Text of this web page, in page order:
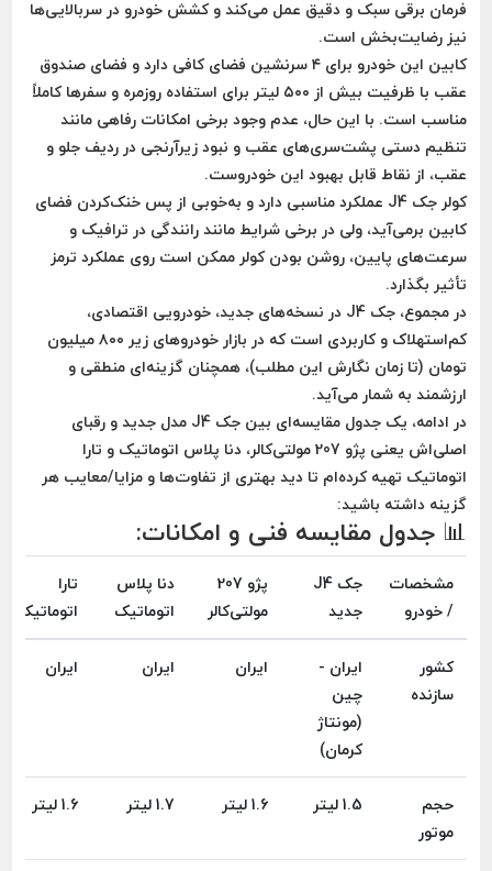
فرمان برقی سبک و دقیق عمل می‌کند و کشش خودرو در سربالایی‌ها
نیز رضایت‌بخش است.
کابین این خودرو برای ۴ سرنشین فضای کافی دارد و
فضای صندوق
عقب با ظرفیت بیش از ۵۰۰ لیتر
برای استفاده روزمره و سفرها کاملاً
مناسب است. با این حال، عدم وجود برخی امکانات رفاهی مانند
تنظیم دستی پشت‌سری‌های عقب و نبود زیرآرنجی در ردیف جلو و
عقب، از نقاط قابل بهبود این خودروست.
کولر جک J4
عملکرد مناسبی دارد و به‌خوبی از پس خنک‌کردن فضای
کابین برمی‌آید، ولی در برخی شرایط مانند رانندگی در ترافیک و
سرعت‌های پایین، روشن بودن کولر ممکن است روی عملکرد ترمز
تأثیر بگذارد.
در مجموع، جک J4 در نسخه‌های جدید، خودرویی اقتصادی،
کم‌استهلاک و کاربردی است که در بازار خودروهای زیر ۸۰۰ میلیون
تومان (تا زمان نگارش این مطلب)، همچنان گزینه‌ای منطقی و
ارزشمند به شمار می‌آید.
در ادامه، یک جدول مقایسه‌ای بینجک J4 مدل جدید
و رقبای
اصلی‌اش یعنی پژو 207 مولتی‌کالر، دنا پلاس اتوماتیک و تارا
اتوماتیک تهیه کرده‌ام تا دید بهتری از تفاوت‌ها و مزایا/معایب هر
گزینه داشته باشید:
📊 جدول مقایسه فنی و امکانات:
مشخصات
/ خودرو
جک J4
جدید
پژو 207
مولتی‌کالر
دنا پلاس
اتوماتیک
تارا
اتوماتیک
کشور
سازنده
ایران -
چین
(مونتاژ
کرمان)
ایران ایران ایران
حجم
موتور
1.5 لیتر 1.6 لیتر 1.7 لیتر 1.6 لیتر